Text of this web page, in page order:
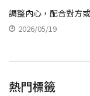
調整內心，配合對方
2026/05/19
熱門標籤